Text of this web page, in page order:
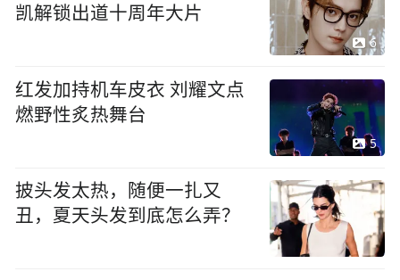
凯解锁出道十周年大片
6
红发加持机车皮衣 刘耀文点
燃野性炙热舞台
5
披头发太热，随便一扎又
丑，夏天头发到底怎么弄？